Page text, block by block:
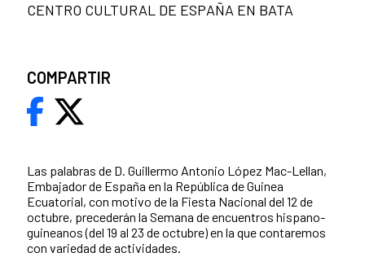
Las palabras de D. Guillermo Antonio López Mac-Lellan,
Embajador de España en la República de Guinea
Ecuatorial, con motivo de la Fiesta Nacional del 12 de
octubre, precederán la Semana de encuentros hispano-
guineanos (del 19 al 23 de octubre) en la que contaremos
con variedad de actividades.
CENTRO CULTURAL DE ESPAÑA EN BATA
COMPARTIR